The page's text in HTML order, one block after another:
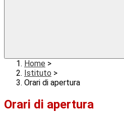
Home >
Istituto >
Orari di apertura
Orari di apertura